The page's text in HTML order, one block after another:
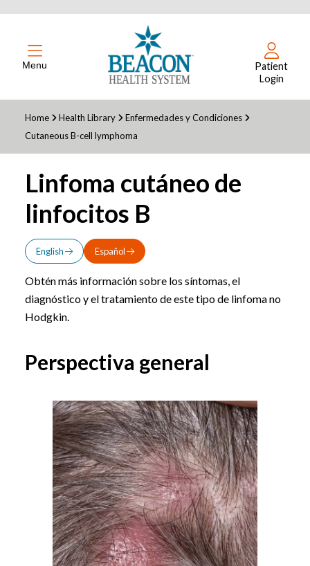
Menu
Patient
Login
Home Health Library
Enfermedades y Condiciones
Cutaneous B-cell lymphoma
Linfoma cutáneo de
linfocitos B
English Español
Obtén más información sobre los síntomas, el
diagnóstico y el tratamiento de este tipo de linfoma no
Hodgkin.
Perspectiva general